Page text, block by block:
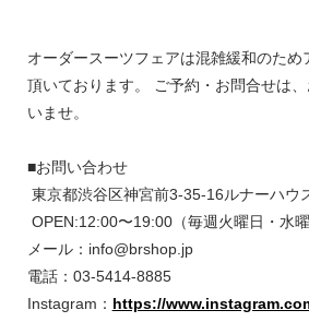
オーダースーツフェアは混雑緩和のため
頂いております。 ご予約・お問合せは
いませ。
■お問い合わせ
東京都渋谷区神宮前3-35-16ルナーハウ
OPEN:12:00〜19:00（毎週火曜日・水
メール：info@brshop.jp
電話：03-5414-8885
Instagram： https://